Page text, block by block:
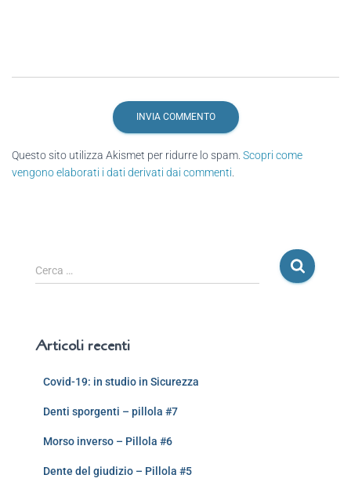
Questo sito utilizza Akismet per ridurre lo spam. Scopri come
vengono elaborati i dati derivati dai commenti.
Cerca …
Articoli recenti
Covid-19: in studio in Sicurezza
Denti sporgenti – pillola #7
Morso inverso – Pillola #6
Dente del giudizio – Pillola #5